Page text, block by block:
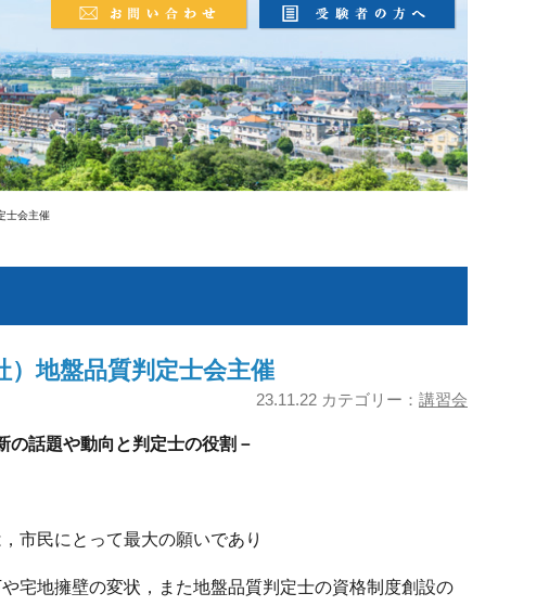
士会主催
）地盤品質判定士会主催
23.11.22 カテゴリー： 講習会
の話題や動向と判定士の役割－
市民にとって最大の願いであり
宅地擁壁の変状，また地盤品質判定士の資格制度創設の